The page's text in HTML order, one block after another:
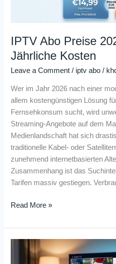
IPTV Abo Preise
Jährliche Kosten
Leave a Comment / iptv abo /
Wer im Jahr 2026 nach einer
allem kostengünstigen Lösung
Fernsehkonsum sucht, wird
Streaming-Angebote auf dem
Medienlandschaft hat sich
traditionelle Kabel- oder
zunehmend internetbasierten
Zusammenhang ist das
Tarifen massiv gestiegen.
Read More »
IPTV